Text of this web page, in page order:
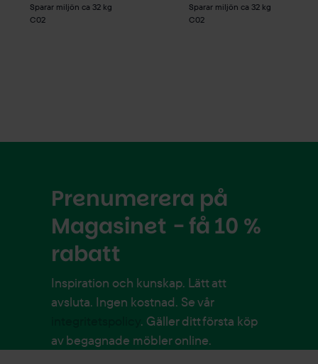
Sparar miljön ca 32 kg
C02
Sparar miljön ca 32 kg
C02
Prenumerera på
Magasinet - få 10 %
rabatt
Inspiration och kunskap. Lätt att
avsluta. Ingen kostnad. Se vår
. Gäller ditt första köp
av begagnade möbler online.